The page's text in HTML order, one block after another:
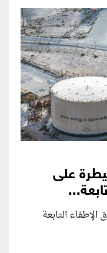
على
التابعة